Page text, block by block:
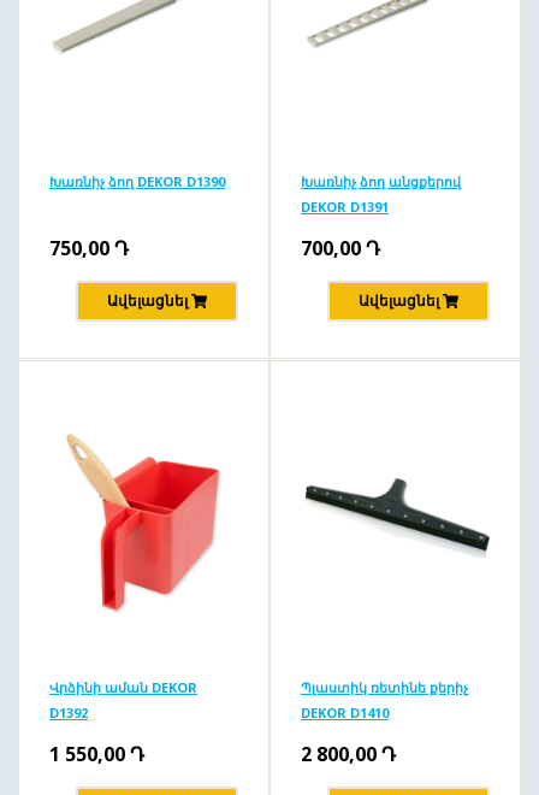
Խառնիչ ձող DEKOR D1390
750,00Դ
Ավելացնել
Խառնիչ ձող անցքերով
DEKOR D1391
700,00Դ
Ավելացնել
Վրձինի աման DEKOR
D1392
1 550,00Դ
Պլաստիկ ռետինե քերիչ
DEKOR D1410
2 800,00Դ